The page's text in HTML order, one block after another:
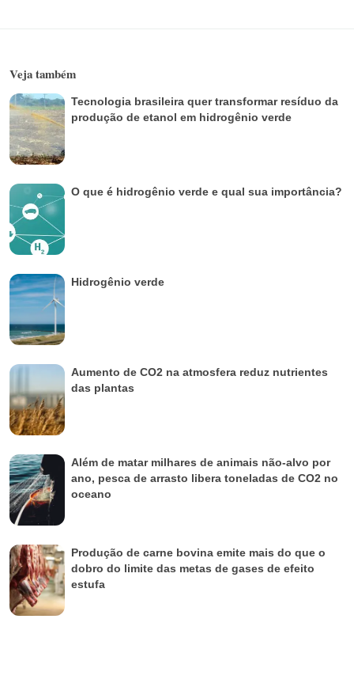
Veja também
Tecnologia brasileira quer transformar resíduo da
produção de etanol em hidrogênio verde
O que é hidrogênio verde e qual sua importância?
Hidrogênio verde
Aumento de CO2 na atmosfera reduz nutrientes
das plantas
Além de matar milhares de animais não-alvo por
ano, pesca de arrasto libera toneladas de CO2 no
oceano
Produção de carne bovina emite mais do que o
dobro do limite das metas de gases de efeito
estufa